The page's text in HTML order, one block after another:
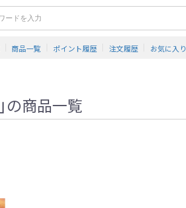
商品一覧 ポイント履歴 注文履歴 お気に入り
」の商品一覧